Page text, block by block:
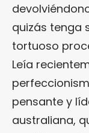
quizás tenga
tortuoso
Leía
pensante y
australiana,